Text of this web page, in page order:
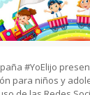
#YoElijo
para niños y